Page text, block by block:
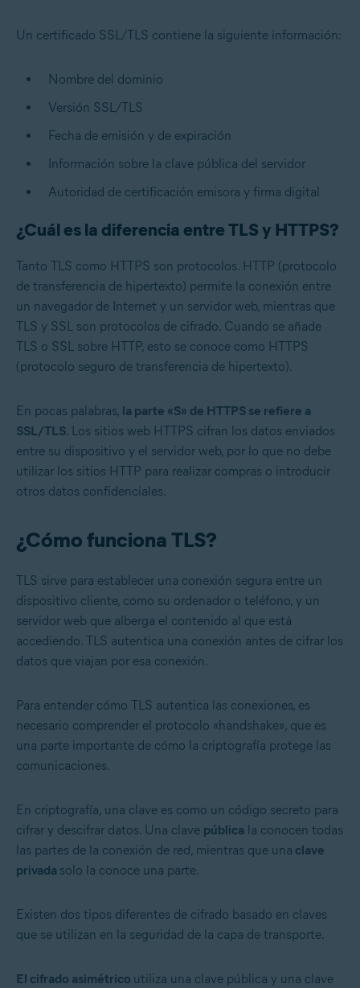
Un certificado SSL/TLS contiene la siguiente información:
Nombre del dominio
Versión SSL/TLS
Fecha de emisión y de expiración
Información sobre la clave pública del servidor
Autoridad de certificación emisora y firma digital
¿Cuál es la diferencia entre TLS y HTTPS?
Tanto TLS como HTTPS son protocolos. HTTP (protocolo
de transferencia de hipertexto) permite la conexión entre
un navegador de Internet y un servidor web, mientras que
TLS y SSL son protocolos de cifrado. Cuando se añade
TLS o SSL sobre HTTP, esto se conoce como HTTPS
(protocolo seguro de transferencia de hipertexto).
En pocas palabras, la parte «S» de HTTPS se refiere a
SSL/TLS. Los sitios web HTTPS cifran los datos enviados
entre su dispositivo y el servidor web, por lo que no debe
utilizar los sitios HTTP para realizar compras o introducir
otros datos confidenciales.
¿Cómo funciona TLS?
TLS sirve para establecer una conexión segura entre un
dispositivo cliente, como su ordenador o teléfono, y un
servidor web que alberga el contenido al que está
accediendo. TLS autentica una conexión antes de cifrar los
datos que viajan por esa conexión.
Para entender cómo TLS autentica las conexiones, es
necesario comprender el protocolo «handshake», que es
una parte importante de cómo la criptografía protege las
comunicaciones.
En criptografía, una clave es como un código secreto para
cifrar y descifrar datos. Una clave pública la conocen todas
las partes de la conexión de red, mientras que una clave
privada solo la conoce una parte.
Existen dos tipos diferentes de cifrado basado en claves
que se utilizan en la seguridad de la capa de transporte.
El cifrado asimétrico utiliza una clave pública y una clave